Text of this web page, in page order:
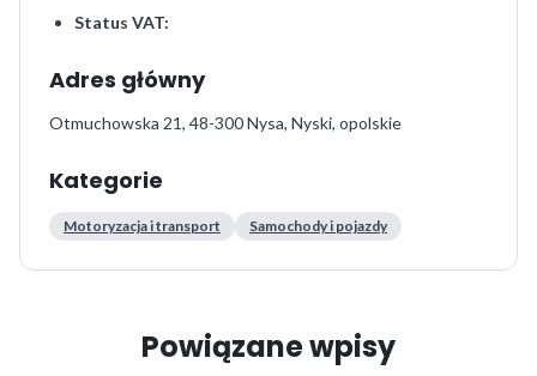
Status VAT:
Adres główny
Otmuchowska 21, 48-300 Nysa, Nyski, opolskie
Kategorie
Motoryzacja i transport Samochody i pojazdy
Powiązane wpisy